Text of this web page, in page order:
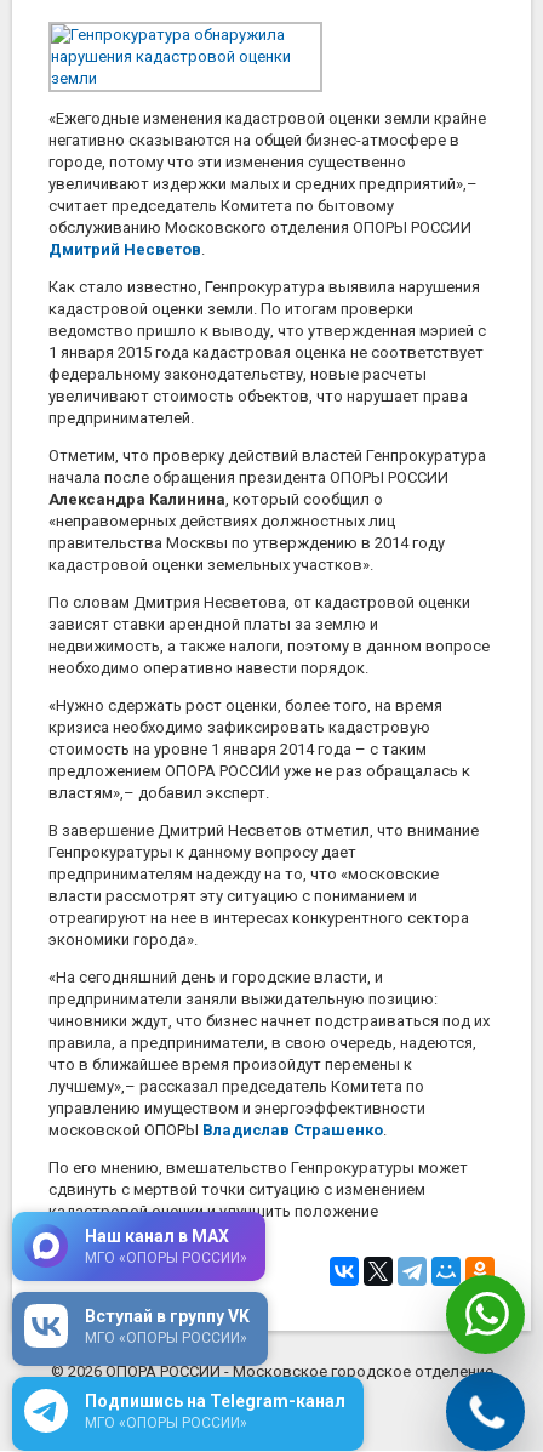
«Ежегодные изменения кадастровой оценки земли крайне
негативно сказываются на общей бизнес-атмосфере в
городе, потому что эти изменения существенно
увеличивают издержки малых и средних предприятий»,–
считает председатель Комитета по бытовому
обслуживанию Московского отделения ОПОРЫ РОССИИ
Дмитрий Несветов.
Как стало известно, Генпрокуратура выявила нарушения
кадастровой оценки земли. По итогам проверки
ведомство пришло к выводу, что утвержденная мэрией с
1 января 2015 года кадастровая оценка не соответствует
федеральному законодательству, новые расчеты
увеличивают стоимость объектов, что нарушает права
предпринимателей.
Отметим, что проверку действий властей Генпрокуратура
начала после обращения президента ОПОРЫ РОССИИ
Александра Калинина, который сообщил о
«неправомерных действиях должностных лиц
правительства Москвы по утверждению в 2014 году
кадастровой оценки земельных участков».
По словам Дмитрия Несветова, от кадастровой оценки
зависят ставки арендной платы за землю и
недвижимость, а также налоги, поэтому в данном вопросе
необходимо оперативно навести порядок.
«Нужно сдержать рост оценки, более того, на время
кризиса необходимо зафиксировать кадастровую
стоимость на уровне 1 января 2014 года – с таким
предложением ОПОРА РОССИИ уже не раз обращалась к
властям»,– добавил эксперт.
В завершение Дмитрий Несветов отметил, что внимание
Генпрокуратуры к данному вопросу дает
предпринимателям надежду на то, что «московские
власти рассмотрят эту ситуацию с пониманием и
отреагируют на нее в интересах конкурентного сектора
экономики города».
«На сегодняшний день и городские власти, и
предприниматели заняли выжидательную позицию:
чиновники ждут, что бизнес начнет подстраиваться под их
правила, а предприниматели, в свою очередь, надеются,
что в ближайшее время произойдут перемены к
лучшему»,– рассказал председатель Комитета по
управлению имуществом и энергоэффективности
московской ОПОРЫ Владислав Страшенко.
По его мнению, вмешательство Генпрокуратуры может
сдвинуть с мертвой точки ситуацию с изменением
кадастровой оценки и улучшить положение
предпринимателей в городе.
2 марта 2015 в 17:34
© 2026 ОПОРА РОССИИ - Московское городское отделение
mosopora.ru
Подпишись на Telegram-канал
МГО «ОПОРЫ РОССИИ»
Вступай в группу VK
МГО «ОПОРЫ РОССИИ»
Наш канал в MAX
МГО «ОПОРЫ РОССИИ»